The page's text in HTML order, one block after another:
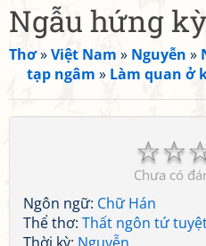
Ngẫu hứng
Thơ»Việt Nam » Nguyễn »
tạp ngâm » Làm quan ở
☆
☆
Chưa có
Ngôn ngữ: Chữ Hán
Thể thơ: Thất ngôn tứ